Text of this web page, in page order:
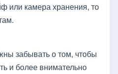
или камера хранения, то
забывать о том, чтобы
и более внимательно